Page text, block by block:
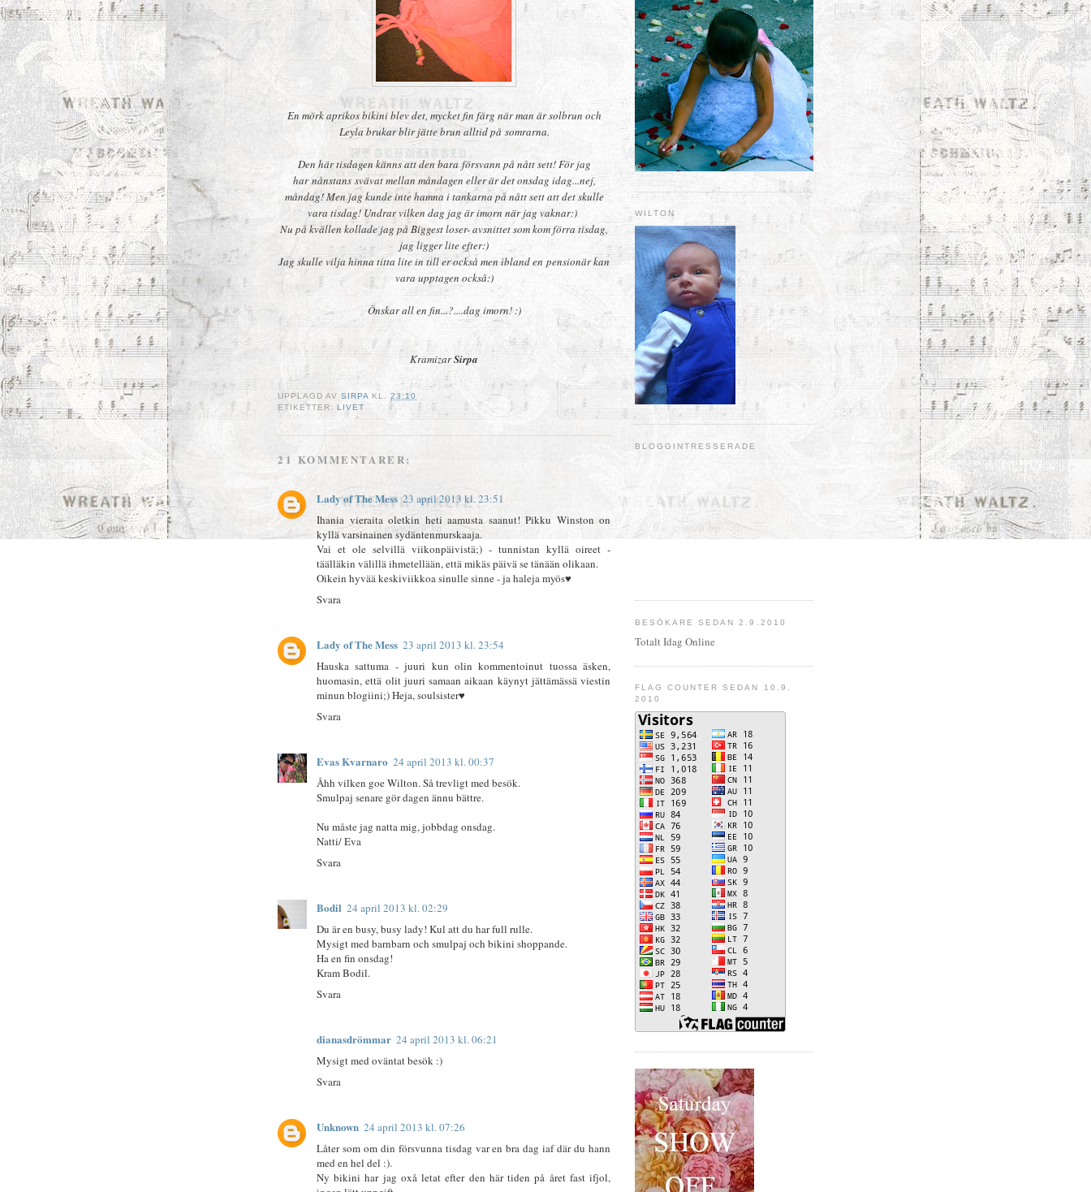
En mörk aprikos bikini blev det, mycket fin färg när man är solbrun och
Leyla brukar blir jätte brun alltid på somrarna.
Den här tisdagen känns att den bara försvann på nått sett! För jag
har nånstans svävat mellan måndagen eller är det onsdag idag...nej,
måndag! Men jag kunde inte hamna i tankarna på nått sett att det skulle
vara tisdag! Undrar vilken dag jag är imorn när jag vaknar:)
Nu på kvällen kollade jag på Biggest loser- avsnittet som kom förra tisdag,
jag ligger lite efter:)
Jag skulle vilja hinna titta lite in till er också men ibland en pensionär kan
vara upptagen också:)
Önskar all en fin...?....dag imorn! :)
KramizarSirpa
UPPLAGD AVSIRPA KL.23:10
ETIKETTER:LIVET
21 KOMMENTARER:
Lady of The Mess 23 april 2013 kl. 23:51
Ihania vieraita oletkin heti aamusta saanut! Pikku Winston on
kyllä varsinainen sydäntenmurskaaja.
Vai et ole selvillä viikonpäivistä;) - tunnistan kyllä oireet -
täälläkin välillä ihmetellään, että mikäs päivä se tänään olikaan.
Oikein hyvää keskiviikkoa sinulle sinne - ja haleja myös♥
Svara
Lady of The Mess 23 april 2013 kl. 23:54
Hauska sattuma - juuri kun olin kommentoinut tuossa äsken,
huomasin, että olit juuri samaan aikaan käynyt jättämässä viestin
minun blogiini;) Heja, soulsister♥
Svara
Evas Kvarnaro 24 april 2013 kl. 00:37
Åhh vilken goe Wilton. Så trevligt med besök.
Smulpaj senare gör dagen ännu bättre.
Nu måste jag natta mig, jobbdag onsdag.
Natti/ Eva
Svara
Bodil 24 april 2013 kl. 02:29
Du är en busy, busy lady! Kul att du har full rulle.
Mysigt med barnbarn och smulpaj och bikini shoppande.
Ha en fin onsdag!
Kram Bodil.
Svara
dianasdrömmar 24 april 2013 kl. 06:21
Mysigt med oväntat besök :)
Svara
Unknown 24 april 2013 kl. 07:26
Låter som om din försvunna tisdag var en bra dag iaf där du hann
med en hel del :).
Ny bikini har jag oxå letat efter den här tiden på året fast ifjol,
WILTON
BLOGGINTRESSERADE
BESÖKARE SEDAN 2.9.2010
TotaltIdag Online
FLAG COUNTER SEDAN 10.9.
2010